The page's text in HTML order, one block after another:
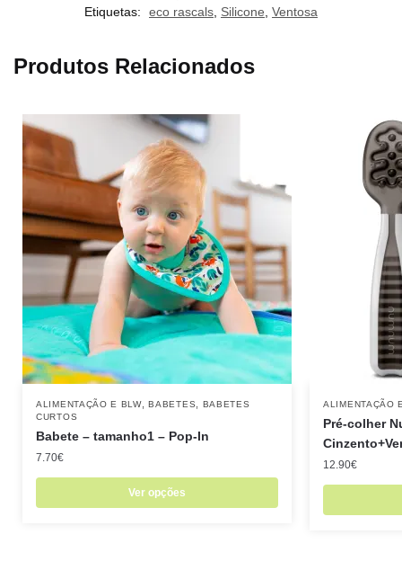
Etiquetas:
eco rascals Silicone Ventosa
Produtos Relacionados
ALIMENTAÇÃO E BLW,BABETES
BABETES
CURTOS
Babete – tamanho1 – Pop-In
7.70€
Ver opções
ALIMENTAÇÃO
Pré-colher
12.90€